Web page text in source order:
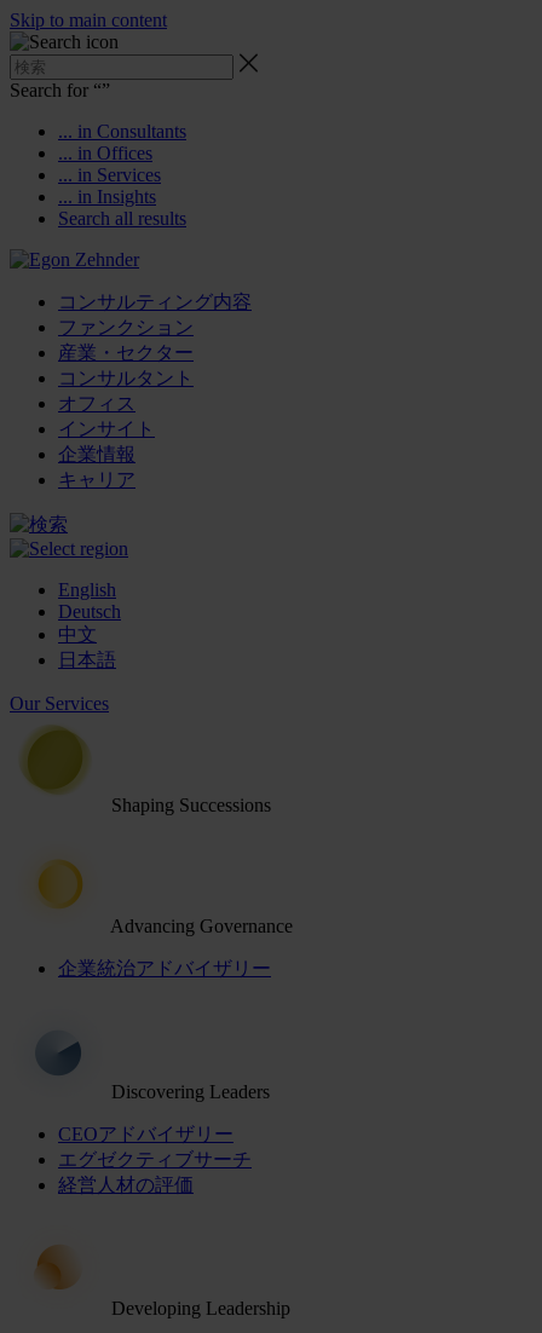
Skip to main content
Search for “”
... in Consultants
... in Offices
... in Services
... in Insights
Search all results
コンサルティング内容
ファンクション
産業・セクター
コンサルタント
オフィス
インサイト
企業情報
キャリア
English
Deutsch
中文
日本語
Our Services
Shaping Successions
Advancing Governance
企業統治アドバイザリー
Discovering Leaders
CEOアドバイザリー
エグゼクティブサーチ
経営人材の評価
Developing Leadership